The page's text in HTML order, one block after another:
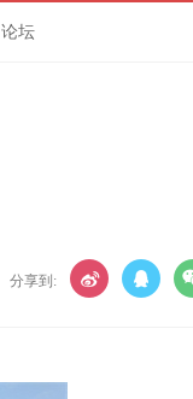
论坛
分享到: